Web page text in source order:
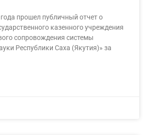
прошел публичный отчет о
казенного учреждения
сопровождения системы
Республики Саха (Якутия)» за